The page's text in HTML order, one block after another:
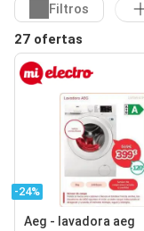
Filtros
27 ofertas
-24%
Aeg - lavadora aeg